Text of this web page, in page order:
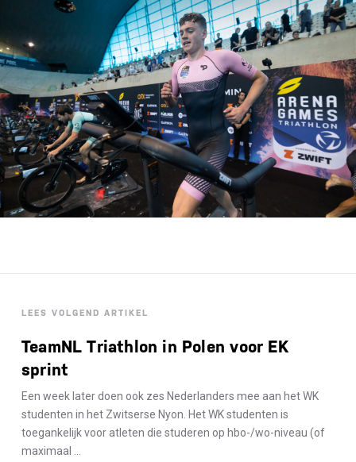
LEES VOLGEND ARTIKEL
TeamNL Triathlon in Polen voor EK
sprint
Een week later doen ook zes Nederlanders mee aan het WK
studenten in het Zwitserse Nyon. Het WK studenten is
toegankelijk voor atleten die studeren op hbo-/wo-niveau (of
maximaal ...